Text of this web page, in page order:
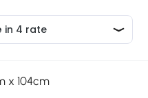
x 104cm